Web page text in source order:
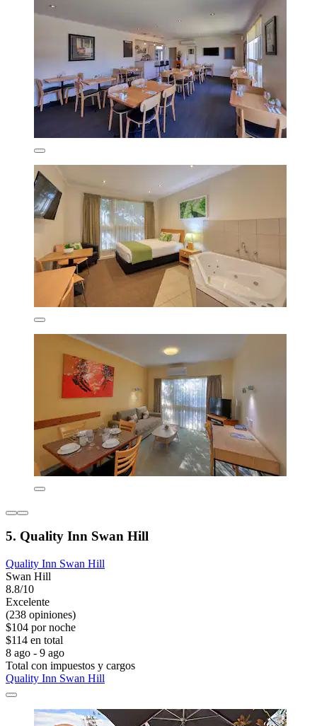
5. Quality Inn Swan Hill
Quality Inn Swan Hill
Swan Hill
8.8/10
Excelente
(238 opiniones)
$104 por noche
$114 en total
8 ago - 9 ago
Total con impuestos y cargos
Quality Inn Swan Hill